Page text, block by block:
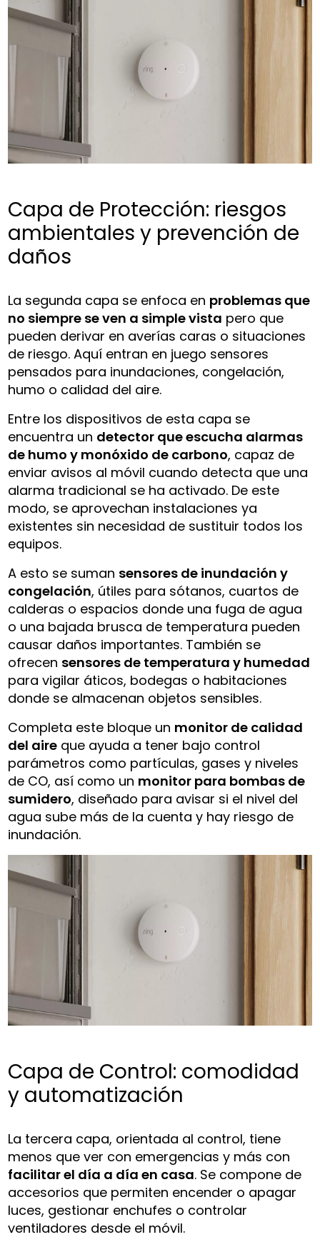
Capa de Protección: riesgos
ambientales y prevención de
daños
La segunda capa se enfoca en problemas que
no siempre se ven a simple vista pero que
pueden derivar en averías caras o situaciones
de riesgo. Aquí entran en juego sensores
pensados para inundaciones, congelación,
humo o calidad del aire.
Entre los dispositivos de esta capa se
encuentra un detector que escucha alarmas
de humo y monóxido de carbono, capaz de
enviar avisos al móvil cuando detecta que una
alarma tradicional se ha activado. De este
modo, se aprovechan instalaciones ya
existentes sin necesidad de sustituir todos los
equipos.
A esto se suman sensores de inundación y
congelación, útiles para sótanos, cuartos de
calderas o espacios donde una fuga de agua
o una bajada brusca de temperatura pueden
causar daños importantes. También se
ofrecen sensores de temperatura y humedad
para vigilar áticos, bodegas o habitaciones
donde se almacenan objetos sensibles.
Completa este bloque un monitor de calidad
del aire que ayuda a tener bajo control
parámetros como partículas, gases y niveles
de CO, así como un monitor para bombas de
sumidero, diseñado para avisar si el nivel del
agua sube más de la cuenta y hay riesgo de
inundación.
Capa de Control: comodidad
y automatización
La tercera capa, orientada al control, tiene
menos que ver con emergencias y más con
facilitar el día a día en casa. Se compone de
accesorios que permiten encender o apagar
luces, gestionar enchufes o controlar
ventiladores desde el móvil.